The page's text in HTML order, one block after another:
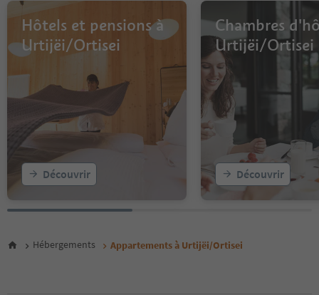
9
12
Hôtels et pensions à
Urtijëi/Ortisei
Découvrir
Chambres
Urtijëi/Ortisei
Découvrir
Hébergements Appartements à Urtijëi/Ortisei